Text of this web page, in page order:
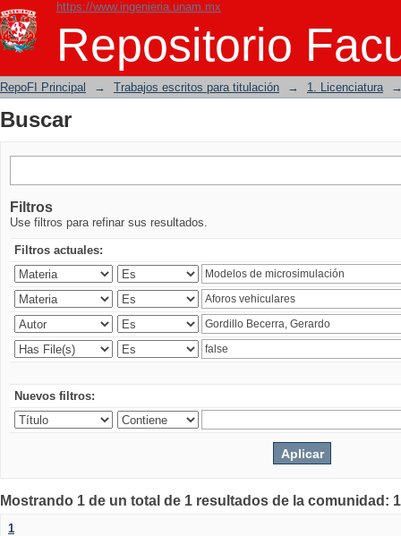
https://www.ingenieria.unam.mx
Repositorio
Buscar
RepoFI Principal → Trabajos escritos para titulación → 1. Licenciatura
Buscar
Filtros
Use filtros para refinar sus resultados.
Filtros actuales:
Nuevos filtros:
Mostrando 1 de un total de 1 resultados de la comunidad:
1